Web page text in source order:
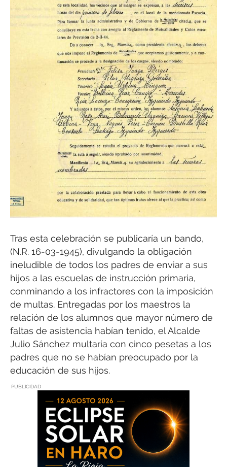
Tras esta celebración se publicaría un bando,
(N.R. 16-03-1945), divulgando la obligación
ineludible de todos los padres de enviar a sus
hijos a las escuelas de instrucción primaria,
conminando a los infractores con la imposición
de multas. Entregadas por los maestros la
relación de los alumnos que mayor número de
faltas de asistencia habían tenido, el Alcalde
Julio Sánchez multaría con cinco pesetas a los
padres que no se habían preocupado por la
educación de sus hijos.
PUBLICIDAD